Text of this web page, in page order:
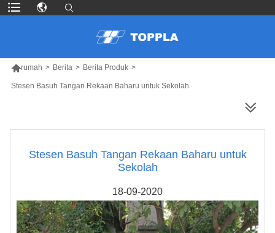
rumah > Berita > Berita Produk >
Stesen Basuh Tangan Rekaan Baharu untuk Sekolah
Stesen Basuh Tangan Rekaan Baharu untuk
Sekolah
18-09-2020